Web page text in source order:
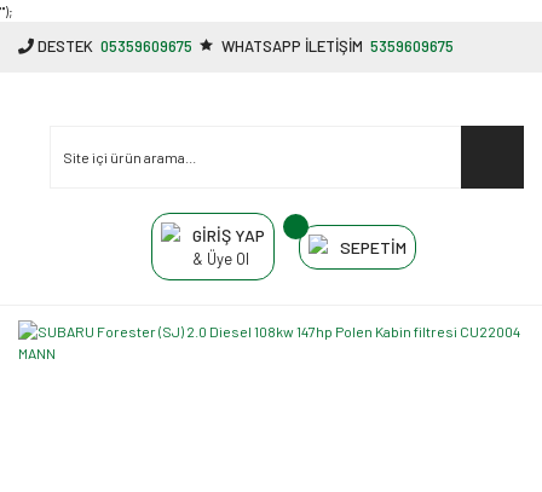
"');
DESTEK 05359609675 WHATSAPP İLETİŞİM 5359609675
GİRİŞ YAP
& Üye Ol
SEPETİM